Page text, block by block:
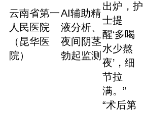
云南省第一
人民医院
（昆华医
院）
AI辅助精
液分析、
夜间阴茎
勃起监测
出炉，护
士提
醒‘多喝
水少熬
夜’，细
节拉
满。”
“术后第